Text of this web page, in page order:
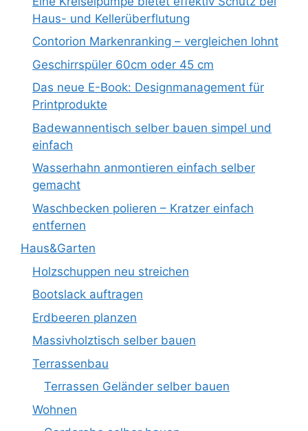
Haus- und Kellerüberflutung
Contorion Markenranking – vergleichen lohnt
Geschirrspüler 60cm oder 45 cm
Das neue E-Book: Designmanagement für
Printprodukte
Badewannentisch selber bauen simpel und
einfach
Wasserhahn anmontieren einfach selber
gemacht
Waschbecken polieren – Kratzer einfach
entfernen
Haus&Garten
Holzschuppen neu streichen
Bootslack auftragen
Erdbeeren planzen
Massivholztisch selber bauen
Terrassenbau
Terrassen Geländer selber bauen
Wohnen